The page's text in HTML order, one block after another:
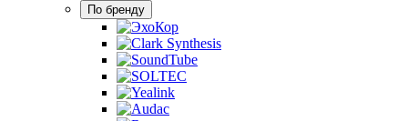
По бренду